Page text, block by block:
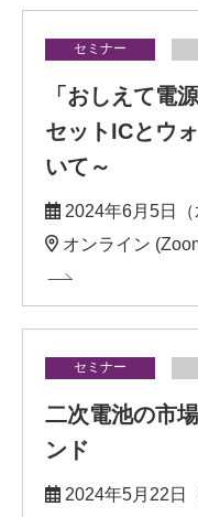
セミナー
「おしえて電
セットICとウ
いて～
2024年6月5日
オンライン
セミナー
二次電池の市
ンド
2024年5月22日